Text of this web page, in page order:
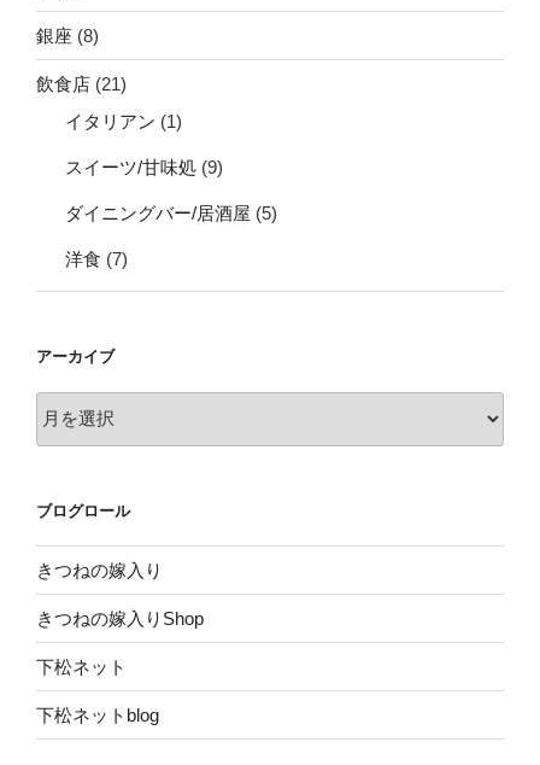
銀座 (8)
飲食店 (21)
イタリアン (1)
スイーツ/甘味処 (9)
ダイニングバー/居酒屋 (5)
洋食 (7)
アーカイブ
ー
ブ
ブログロール
きつねの嫁入り
きつねの嫁入りShop
下松ネット
下松ネットblog